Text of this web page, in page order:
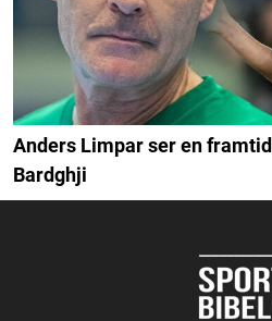
Anders Limpar ser en
Bardghji